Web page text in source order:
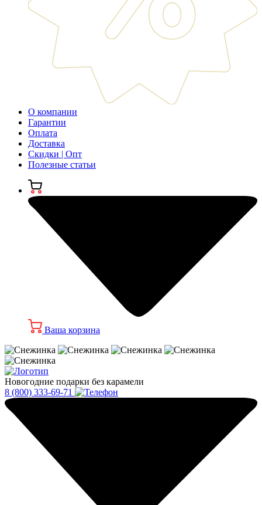
О компании
Гарантии
Оплата
Доставка
Скидки | Опт
Полезные статьи
Ваша корзина
Новогодние подарки без карамели
8 (800) 333-69-71